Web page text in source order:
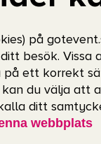
på
besök.
ett korrekt
kan du välja att
ditt
webbplats